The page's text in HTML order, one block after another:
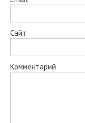
Сайт
Комментарий